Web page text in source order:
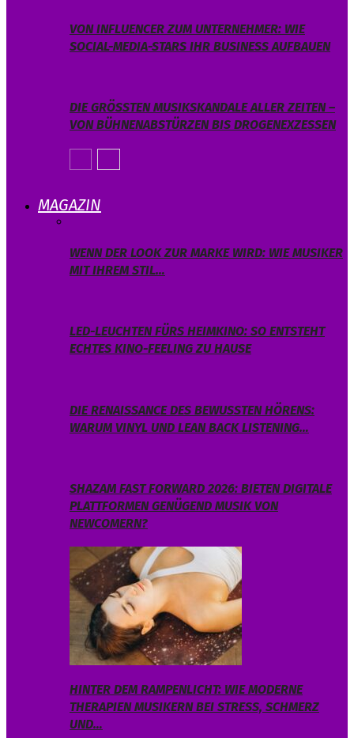
VON INFLUENCER ZUM UNTERNEHMER: WIE
SOCIAL-MEDIA-STARS IHR BUSINESS AUFBAUEN
DIE GRÖSSTEN MUSIKSKANDALE ALLER ZEITEN – V
ON BÜHNENABSTÜRZEN BIS DROGENEXZESSEN
MAGAZIN
WENN DER LOOK ZUR MARKE WIRD: WIE MUSIKER
MIT IHREM STIL…
LED-LEUCHTEN FÜRS HEIMKINO: SO ENTSTEHT
ECHTES KINO-FEELING ZU HAUSE
DIE RENAISSANCE DES BEWUSSTEN HÖRENS:
WARUM VINYL UND LEAN BACK LISTENING…
SHAZAM FAST FORWARD 2026: BIETEN DIGITALE
PLATTFORMEN GENÜGEND MUSIK VON
NEWCOMERN?
HINTER DEM RAMPENLICHT: WIE MODERNE
THERAPIEN MUSIKERN BEI STRESS, SCHMERZ
UND…